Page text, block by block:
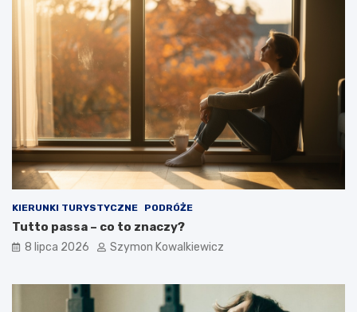
KIERUNKI TURYSTYCZNE PODRÓŻE
Tutto passa – co to znaczy?
8 lipca 2026 Szymon Kowalkiewicz